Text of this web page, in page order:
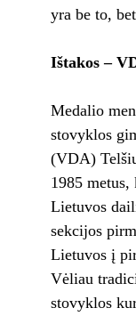
yra be to,
Ištakos –
Medalio
stovyklos
(VDA)
1985 metus,
Lietuvos
sekcijos
Lietuvos į
Vėliau
stovyklos